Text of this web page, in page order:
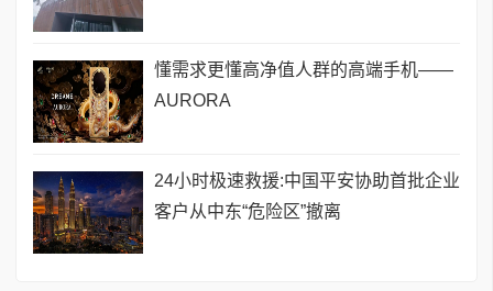
懂需求更懂高净值人群的高端手机——
AURORA
24小时极速救援:中国平安协助首批企业
客户从中东“危险区”撤离